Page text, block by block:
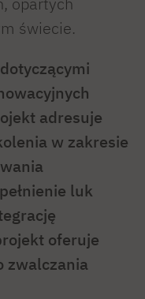
świecie.
adresuje
w zakresie
luk
oferuje
zwalczania